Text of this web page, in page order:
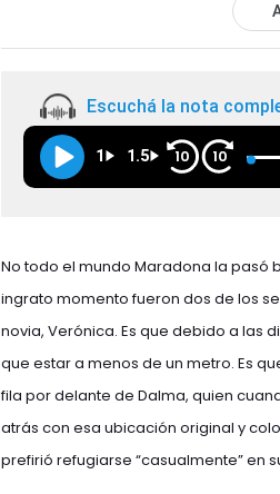
Escuchá la nota
1 1.5 10 10
No todo el mundo Maradona la pasó
ingrato momento fueron dos de los
novia, Verónica. Es que debido a las
que estar a menos de un metro. Es
fila por delante de Dalma, quien
atrás con esa ubicación original y
prefirió refugiarse “casualmente” en